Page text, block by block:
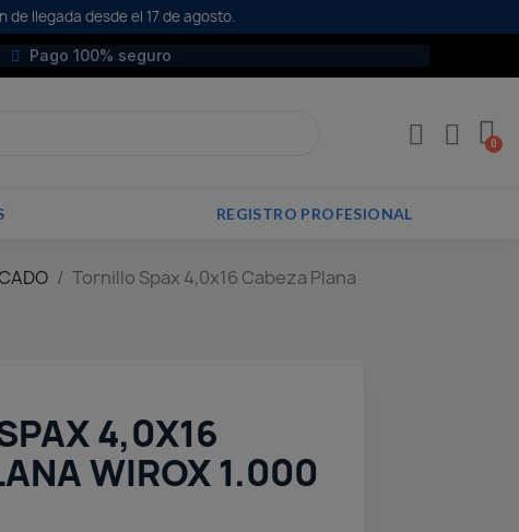
llegada desde el 17 de agosto.
Pago 100% seguro
REGISTRO PROFESIONAL
Tornillo Spax 4,0x16 Cabeza Plana
4,0X16
WIROX 1.000